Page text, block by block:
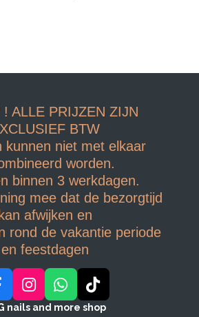
! ALLE PRIJZEN ZIJN
BTW
kunnen niet met elkaar
worden.
binnen 3 werkdagen.
mee dat de bezorgtijd
kan afwijken en
rond de vakantie periode
en feestdagen
I
n
W
h
T
i
nails and more shop